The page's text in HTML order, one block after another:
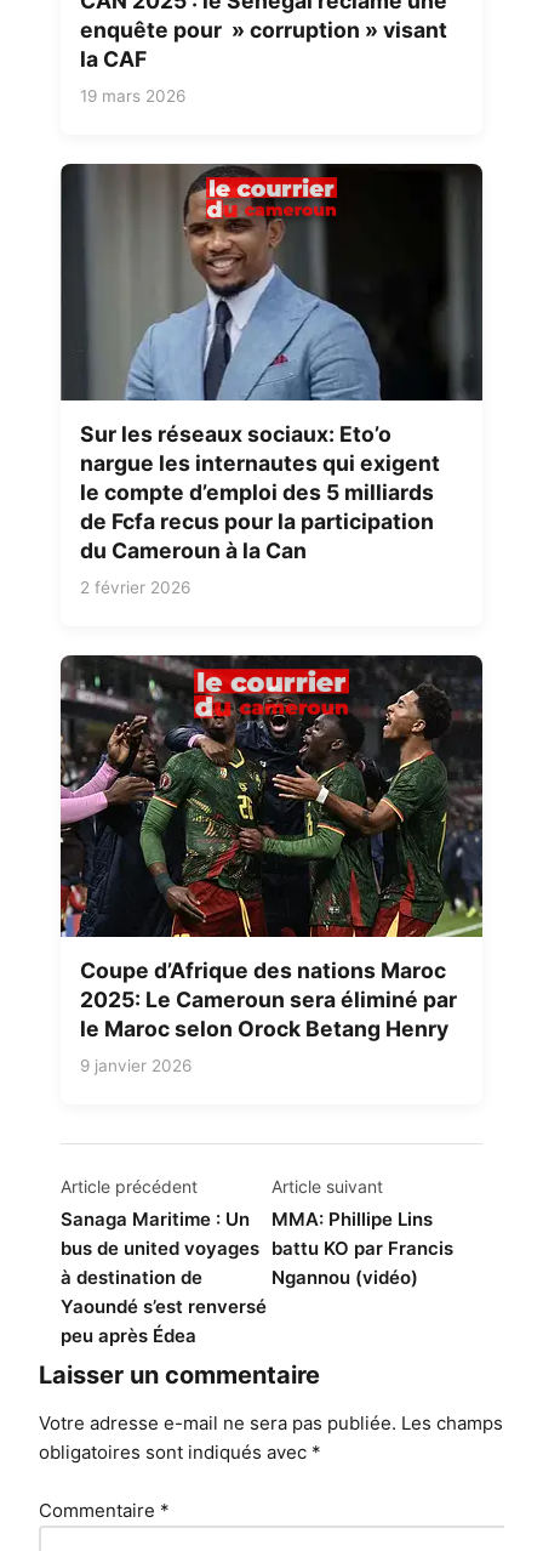
enquête pour » corruption » visant
la CAF
19 mars 2026
Sur les réseaux sociaux: Eto’o
nargue les internautes qui exigent
le compte d’emploi des 5 milliards
de Fcfa recus pour la participation
du Cameroun à la Can
2 février 2026
Coupe d’Afrique des nations Maroc
2025: Le Cameroun sera éliminé par
le Maroc selon Orock Betang Henry
9 janvier 2026
Navigation
de
l’article
Article précédent
Sanaga Maritime : Un
bus de united voyages
à destination de
Yaoundé s’est renversé
peu après Édea
Article suivant
MMA: Phillipe Lins
battu KO par Francis
Ngannou (vidéo)
Laisser un commentaire
Votre adresse e-mail ne sera pas publiée. Les champs
obligatoires sont indiqués avec *
Commentaire *